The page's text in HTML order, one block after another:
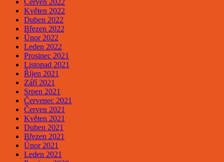
Květen 2022
Duben 2022
Březen 2022
Únor 2022
Leden 2022
Prosinec 2021
Listopad 2021
Říjen 2021
Září 2021
Srpen 2021
Červenec 2021
Červen 2021
Květen 2021
Duben 2021
Březen 2021
Únor 2021
Leden 2021